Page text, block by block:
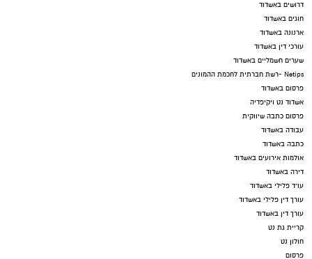
דרושים באשדוד
חוגים באשדוד
ארנונה באשדוד
עורכי דין באשדוד
שערים חשמליים באשדוד
Netips -רשת חברתית לחכמת ההמונים
פרסום באשדוד
אשדוד נט ויקיפדיה
פרסום כתבה שיווקית
עבודה באשדוד
כתבה באשדוד
אולמות אירועים באשדוד
דירה באשדוד
עו"ד פלילי באשדוד
עורך דין פלילי באשדוד
עורך דין באשדוד
קריית גת נט
חולון נט
פרסום